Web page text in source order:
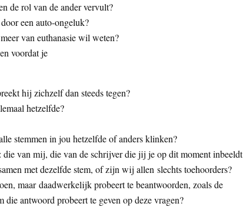
de rol van de ander vervult?
een auto-ongeluk?
van euthanasie wil weten?
voordat je
hij zichzelf dan steeds tegen?
hetzelfde?
stemmen in jou hetzelfde of anders klinken?
van mij, die van de schrijver die jij je op dit moment inbeeldt
met dezelfde stem, of zijn wij allen slechts toehoorders?
maar daadwerkelijk probeert te beantwoorden, zoals de
antwoord probeert te geven op deze vragen?